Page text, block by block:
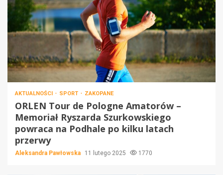
AKTUALNOŚCI SPORT ZAKOPANE
ORLEN Tour de Pologne Amatorów –
Memoriał Ryszarda Szurkowskiego
powraca na Podhale po kilku latach
przerwy
Aleksandra Pawłowska 11 lutego 2025 1770